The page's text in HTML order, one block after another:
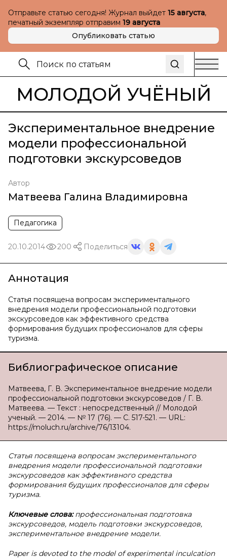
Отправьте статью сегодня! Журнал выйдет 15 августа,
печатный экземпляр отправим 19 августа
Опубликовать статью
МОЛОДОЙ УЧЁНЫЙ
Экспериментальное внедрение
модели профессиональной
подготовки экскурсоведов
Автор
Матвеева Галина Владимировна
Педагогика
20.10.2014 200 Поделиться
Аннотация
Статья посвящена вопросам экспериментального
внедрения модели профессиональной подготовки
экскурсоведов как эффективного средства
формирования будущих профессионалов для сферы
туризма.
Библиографическое описание
Матвеева, Г. В. Экспериментальное внедрение модели
профессиональной подготовки экскурсоведов / Г. В.
Матвеева. — Текст : непосредственный // Молодой
ученый. — 2014. — № 17 (76). — С. 517-521. — URL:
https://moluch.ru/archive/76/13104.
Статья посвящена вопросам экспериментального
внедрения модели профессиональной подготовки
экскурсоведов как эффективного средства
формирования будущих профессионалов для сферы
туризма.
Ключевые слова: профессиональная подготовка
экскурсоведов, модель подготовки экскурсоведов,
экспериментальное внедрение модели.
Paper is devoted to the model of experimental inculcation